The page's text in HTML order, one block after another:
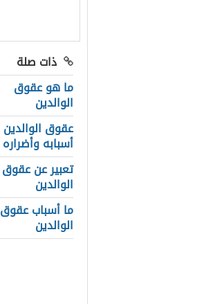
ذات صلة
ما هو عقوق
الوالدين
عقوق الوالدين
أسبابه وأضراره
تعبير عن عقوق
الوالدين
ما أسباب عقوق
الوالدين